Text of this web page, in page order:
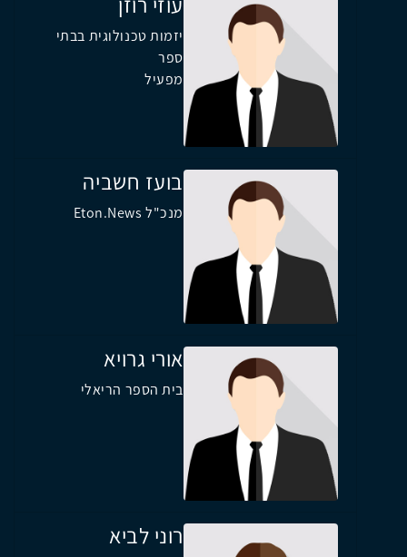
יזמות טכנולוגית בבתי
ספר
מפעיל
בועז חשביה
מנכ"ל Eton.News
אורי גרויא
בית הספר הריאלי
רוני לביא